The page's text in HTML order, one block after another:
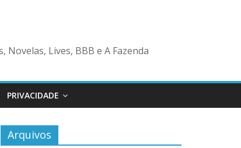
Novelas, Lives, BBB e A Fazenda
PRIVACIDADE
Arquivos